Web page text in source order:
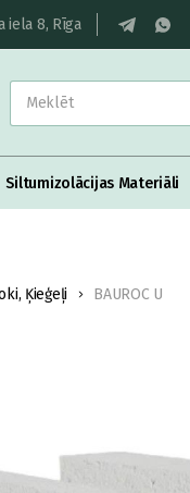
iela 8, Rīga
Siltumizolācijas Materiāli
Ķieģeļi BAUROC U